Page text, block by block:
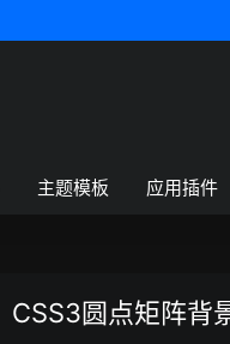
主题模板 应用插件
CSS3圆点矩阵背